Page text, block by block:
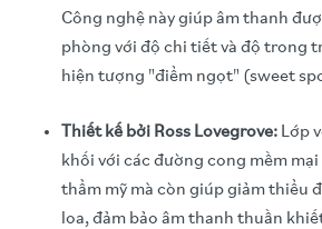
Công nghệ này giúp âm thanh
phòng với độ chi tiết và độ trong
hiện tượng "điểm ngọt" (sweet
Thiết kế bởi Ross Lovegrove: Lớp
khối với các đường cong mềm
thẩm mỹ mà còn giúp giảm thiểu
loa, đảm bảo âm thanh thuần